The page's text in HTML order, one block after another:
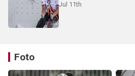
Jul 11th
Foto